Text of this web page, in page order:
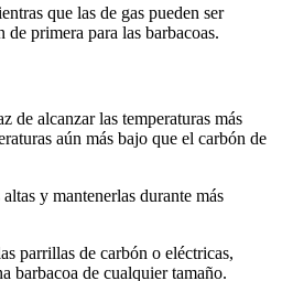
que las de gas pueden ser
primera para las barbacoas.
de alcanzar las temperaturas más
aún más bajo que el carbón de
y mantenerlas durante más
parrillas de carbón o eléctricas,
barbacoa de cualquier tamaño.